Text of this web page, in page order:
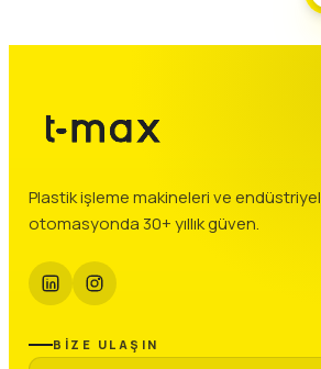
Plastik işleme makineleri ve endüstriyel
otomasyonda 30+ yıllık güven.
BİZE ULAŞIN